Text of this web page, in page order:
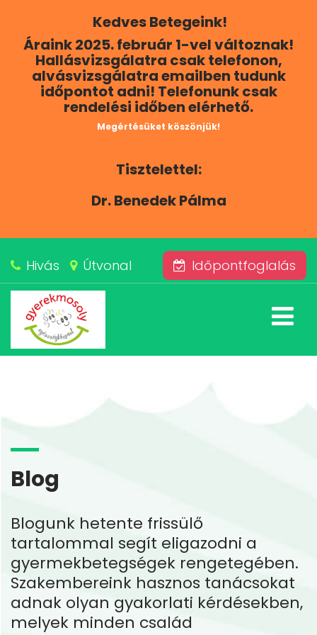
Kedves Betegeink!
Áraink 2025. február 1-vel változnak!
Hallásvizsgálatra csak telefonon,
alvásvizsgálatra emailben tudunk
időpontot adni! Telefonunk csak
rendelési időben elérhető.
Megértésüket köszönjük!
Tisztelettel:
Dr. Benedek Pálma
Hivás Útvonal Időpontfoglalás
Blog
Blogunk hetente frissülő
tartalommal segít eligazodni a
gyermekbetegségek rengetegében.
Szakembereink hasznos tanácsokat
adnak olyan gyakorlati kérdésekben,
melyek minden család
RÓLUNK
KAPCSOLAT
SZOLGÁLTATÁSAINK